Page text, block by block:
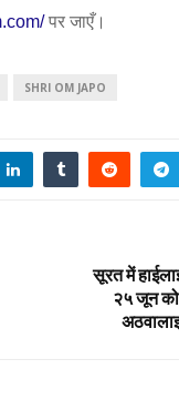
पर जाएँ।
SHRI OM JAPO
सूरत में
२५ जून